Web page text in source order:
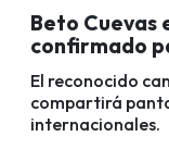
Beto Cuevas
confirmado
El reconocido
compartirá
internacionales.